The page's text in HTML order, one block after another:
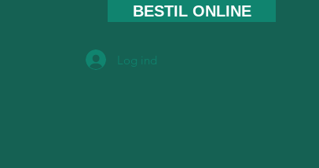
BESTIL ONLINE
Log ind